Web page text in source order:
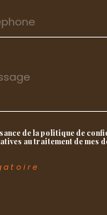
de la politique de
au traitement de mes